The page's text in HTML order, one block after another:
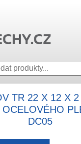
TR 22 X 12 X
DC05